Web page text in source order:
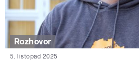
Rozhovor
5. listopad 2025